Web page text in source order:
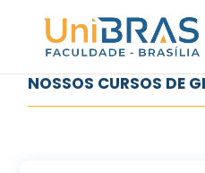
NOSSOS CURSOS DE